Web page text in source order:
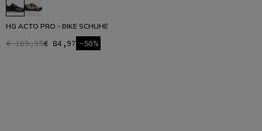
HG ACTO PRO - BIKE SCHUHE
€ 169,95€ 84,97 -50%